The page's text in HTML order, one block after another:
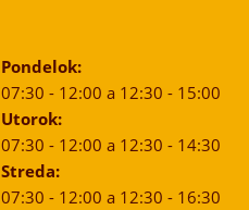
Pondelok:
07:30 - 12:00 a 12:30 - 15:00
Utorok:
07:30 - 12:00 a 12:30 - 14:30
Streda:
07:30 - 12:00 a 12:30 - 16:30